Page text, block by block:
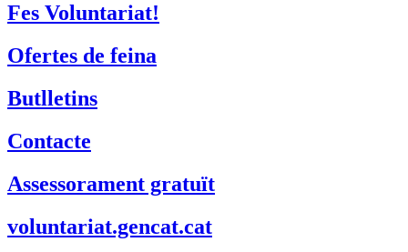
Fes Voluntariat!
Ofertes de feina
Butlletins
Contacte
Assessorament gratuït
voluntariat.gencat.cat